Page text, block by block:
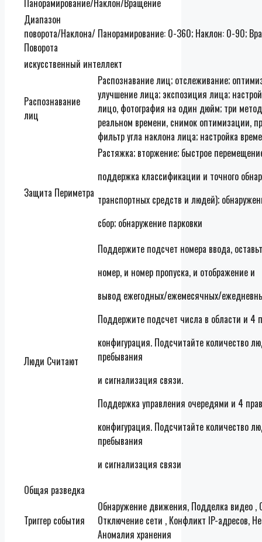
Панорамирование/Наклон/Вращение
Диапазон
поворота/Наклона/
Поворота
Панорамирование: 0-360; Наклон: 0-90;
искусственный интеллект
Распознавание
лиц
Распознавание лиц; отслеживание;
улучшение лица; экспозиция лица;
лицо, фотография на один дюйм; три
реальном времени, снимок оптимизации,
фильтр угла наклона лица; настройка
Защита Периметра
Растяжка; вторжение; быстрое
поддержка классификации и точного
транспортных средств и людей);
сбор; обнаружение парковки
Люди Считают
Поддержите подсчет номера ввода,
номер, и номер пропуска, и отображение и
вывод ежегодных/ежемесячных/
Поддержите подсчет числа в области и 4
конфигурация. Подсчитайте количество
пребывания
и сигнализация связи.
Поддержка управления очередями и 4
конфигурация. Подсчитайте количество
пребывания
и сигнализация связи
Общая разведка
Триггер события
Обнаружение движения, Подделка видео ,
Отключение сети , Конфликт IP-адресов,
Аномалия хранения